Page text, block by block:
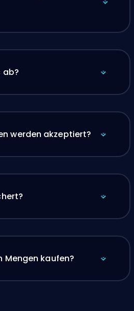
ab?
werden akzeptiert?
Mengen kaufen?